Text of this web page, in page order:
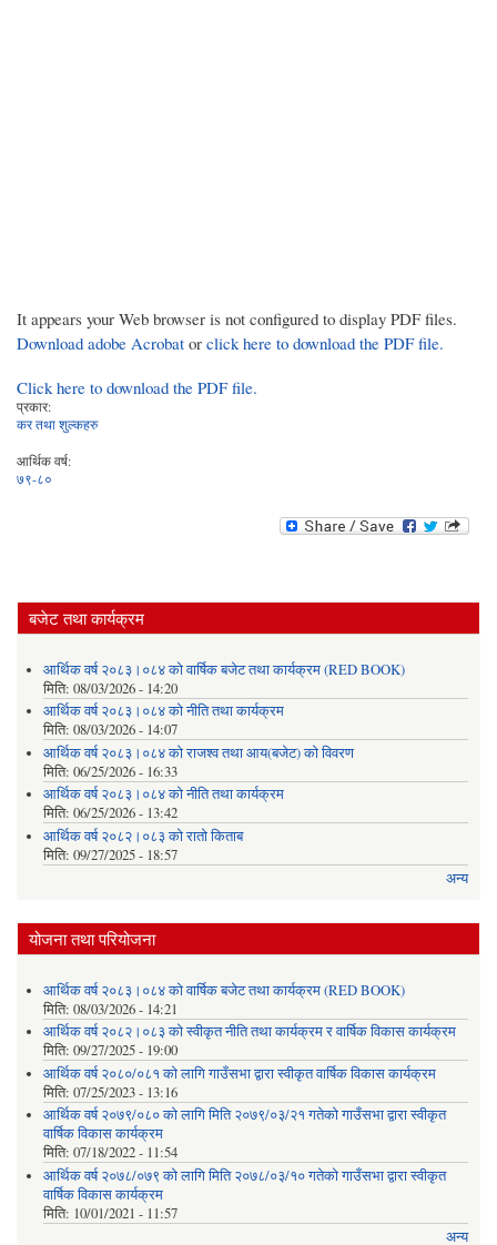
It appears your Web browser is not configured to display PDF files.
Download adobe Acrobat or click here to download the PDF file.
Click here to download the PDF file.
प्रकार:
कर तथा शुल्कहरु
आर्थिक वर्ष:
७९-८०
बजेट तथा कार्यक्रम
आर्थिक वर्ष २०८३।०८४ को वार्षिक बजेट तथा कार्यक्रम (RED BOOK)
मिति: 08/03/2026 - 14:20
आर्थिक वर्ष २०८३।०८४ को नीति तथा कार्यक्रम
मिति: 08/03/2026 - 14:07
आर्थिक वर्ष २०८३।०८४ को राजश्व तथा आय(बजेट) को विवरण
मिति: 06/25/2026 - 16:33
आर्थिक वर्ष २०८३।०८४ को नीति तथा कार्यक्रम
मिति: 06/25/2026 - 13:42
आर्थिक वर्ष २०८२।०८३ को रातो किताब
मिति: 09/27/2025 - 18:57
अन्य
योजना तथा परियोजना
आर्थिक वर्ष २०८३।०८४ को वार्षिक बजेट तथा कार्यक्रम (RED BOOK)
मिति: 08/03/2026 - 14:21
आर्थिक वर्ष २०८२।०८३ को स्वीकृत नीति तथा कार्यक्रम र वार्षिक विकास कार्यक्रम
मिति: 09/27/2025 - 19:00
आर्थिक वर्ष २०८०/०८१ को लागि गाउँसभा द्वारा स्वीकृत वार्षिक विकास कार्यक्रम
मिति: 07/25/2023 - 13:16
आर्थिक वर्ष २०७९/०८० को लागि मिति २०७९/०३/२१ गतेको गाउँसभा द्वारा स्वीकृत
वार्षिक विकास कार्यक्रम
मिति: 07/18/2022 - 11:54
आर्थिक वर्ष २०७८/०७९ को लागि मिति २०७८/०३/१० गतेको गाउँसभा द्वारा स्वीकृत
वार्षिक विकास कार्यक्रम
मिति: 10/01/2021 - 11:57
अन्य